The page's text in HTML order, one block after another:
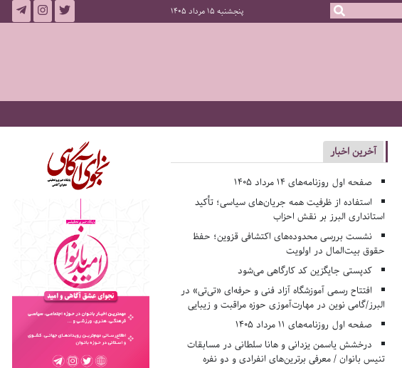
پنجشنبه 15 مرداد 1405
آخرین اخبار
صفحه اول روزنامه‌های 14 مرداد 1405
استفاده از ظرفیت همه جریان‌های سیاسی؛ تأکید
استانداری البرز بر نقش احزاب
نشست بررسی محدوده‌های اکتشافی قزوین؛ حفظ
حقوق بیت‌المال در اولویت
کدپستی جایگزین کد کارگاهی می‌شود
افتتاح رسمی آموزشگاه آزاد فنی و حرفه‌ای «تی‌تی» در
البرز/گامی نوین در مهارت‌آموزی حوزه مراقبت و زیبایی
صفحه اول روزنامه‌های 11 مرداد 1405
درخشش یاسمن یزدانی و هانا سلطانی در مسابقات
تنیس بانوان / معرفی برترین‌های انفرادی و دو نفره